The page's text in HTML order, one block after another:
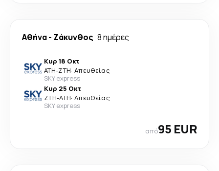
Αθήνα- Ζάκυνθος 8 ημέρες
Κυρ 18 Οκτ
ATH-ZTH· Απευθείας
SKY express
Κυρ 25 Οκτ
ZTH-ATH· Απευθείας
SKY express
από95 EUR